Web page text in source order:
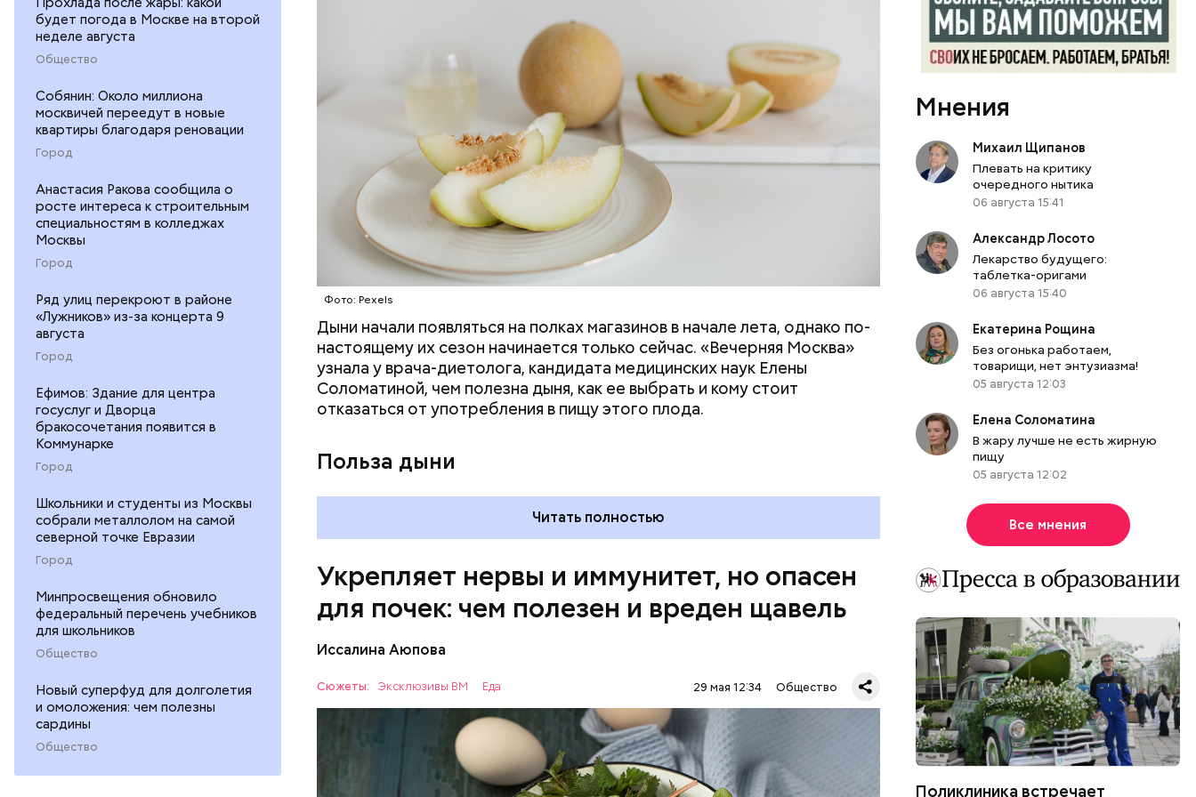
будет погода в Москве на второй
неделе августа
Общество
Собянин: Около миллиона
москвичей переедут в новые
квартиры благодаря реновации
Город
Анастасия Ракова сообщила о
росте интереса к строительным
специальностям в колледжах
Москвы
Город
Ряд улиц перекроют в районе
«Лужников» из-за концерта 9
августа
Город
Ефимов: Здание для центра
госуслуг и Дворца
бракосочетания появится в
Коммунарке
Город
Школьники и студенты из Москвы
собрали металлолом на самой
северной точке Евразии
Город
Минпросвещения обновило
федеральный перечень учебников
для школьников
Общество
Новый суперфуд для долголетия
и омоложения: чем полезны
сардины
Общество
Фото: Pexels
Дыни начали появляться на полках магазинов в начале лета, однако по-
настоящему их сезон начинается только сейчас. «Вечерняя Москва»
узнала у врача-диетолога, кандидата медицинских наук Елены
Соломатиной, чем полезна дыня, как ее выбрать и кому стоит
отказаться от употребления в пищу этого плода.
Польза дыни
Читать полностью
Укрепляет нервы и иммунитет, но опасен
для почек: чем полезен и вреден щавель
Иссалина Аюпова
Сюжеты: Эксклюзивы ВМ Еда 29 мая 12:34 Общество
— Если человек уже болеет мочекаменной болезнью, щавель ему не
рекомендуется. При артрите, гастрите, холецистите, синдроме
раздраженного кишечника, язвах и панкреатите продукт тоже лучше
исключить из рациона, — предупредила врач. — Он может привести к
повышению кислотности желудка и раздражать слизистые оболочки.
Мнения
Михаил Щипанов
Плевать на критику
очередного нытика
06 августа 15:41
Александр Лосото
Лекарство будущего:
таблетка-оригами
06 августа 15:40
Екатерина Рощина
Без огонька работаем,
товарищи, нет энтузиазма!
05 августа 12:03
Елена Соломатина
В жару лучше не есть жирную
пищу
05 августа 12:02
Все мнения
Поликлиника встречает